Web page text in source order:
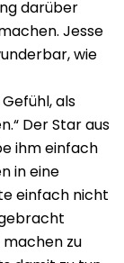
darüber
Jesse
wie
als
Der Star aus
ihm einfach
in eine
einfach nicht
machen zu